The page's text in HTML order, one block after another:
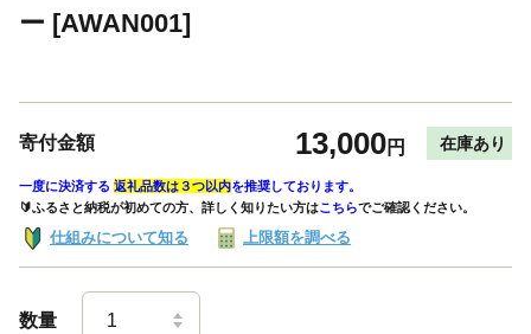
ー [AWAN001]
寄付金額 13,000円 在庫あり
一度に決済する 返礼品数は３つ以内を推奨しております。
🔰ふるさと納税が初めての方、詳しく知りたい方はこちらでご確認ください。
仕組みについて知る 上限額を調べる
数量